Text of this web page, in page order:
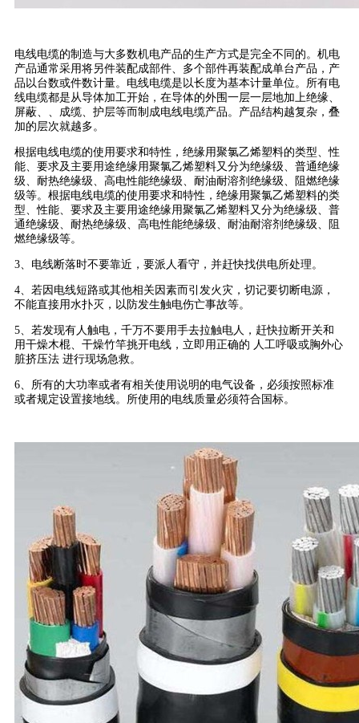
电线电缆的制造与大多数机电产品的生产方式是完全不同的。机电
产品通常采用将另件装配成部件、多个部件再装配成单台产品，产
品以台数或件数计量。电线电缆是以长度为基本计量单位。所有电
线电缆都是从导体加工开始，在导体的外围一层一层地加上绝缘、
屏蔽、、成缆、护层等而制成电线电缆产品。产品结构越复杂，叠
加的层次就越多。
根据电线电缆的使用要求和特性，绝缘用聚氯乙烯塑料的类型、性
能、要求及主要用途绝缘用聚氯乙烯塑料又分为绝缘级、普通绝缘
级、耐热绝缘级、高电性能绝缘级、耐油耐溶剂绝缘级、阻燃绝缘
级等。根据电线电缆的使用要求和特性，绝缘用聚氯乙烯塑料的类
型、性能、要求及主要用途绝缘用聚氯乙烯塑料又分为绝缘级、普
通绝缘级、耐热绝缘级、高电性能绝缘级、耐油耐溶剂绝缘级、阻
燃绝缘级等。
3、电线断落时不要靠近，要派人看守，并赶快找供电所处理。
4、若因电线短路或其他相关因素而引发火灾，切记要切断电源，
不能直接用水扑灭，以防发生触电伤亡事故等。
5、若发现有人触电，千万不要用手去拉触电人，赶快拉断开关和
用干燥木棍、干燥竹竿挑开电线，立即用正确的 人工呼吸或胸外心
脏挤压法 进行现场急救。
6、所有的大功率或者有相关使用说明的电气设备，必须按照标准
或者规定设置接地线。所使用的电线质量必须符合国标。